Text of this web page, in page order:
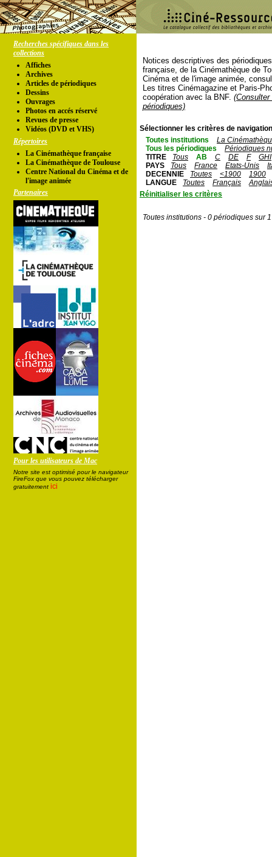
Recherches spécifiques dans les
collections
Affiches
Archives
Articles de périodiques
Dessins
Ouvrages
Photos en accés réservé
Revues de presse
Vidéos (DVD et VHS)
Répertoires
La Cinémathèque française
La Cinémathèque de Toulouse
Centre National du Cinéma et de
l'image animée
Partenaires
Pour les utilisateurs de Mac
Notre site est optimisé pour le navigateur
FireFox que vous pouvez télécharger
gratuitement ici
Notices descriptives des
française, de la Cinémathèque de
Cinéma et de l'image animée,
Les titres Cinémagazine et Paris-
coopération avec la BNF.
périodiques)
Sélectionner les critères de
Toutes institutions
La
Tous les périodiques
Périodiques
TITRE
Tous AB C DE F
GHI
PAYS
Tous France Etats-Unis
DECENNIE
Toutes <1900
1900
LANGUE
Toutes Français
Réinitialiser les critères
Toutes institutions - 0 périodiques sur